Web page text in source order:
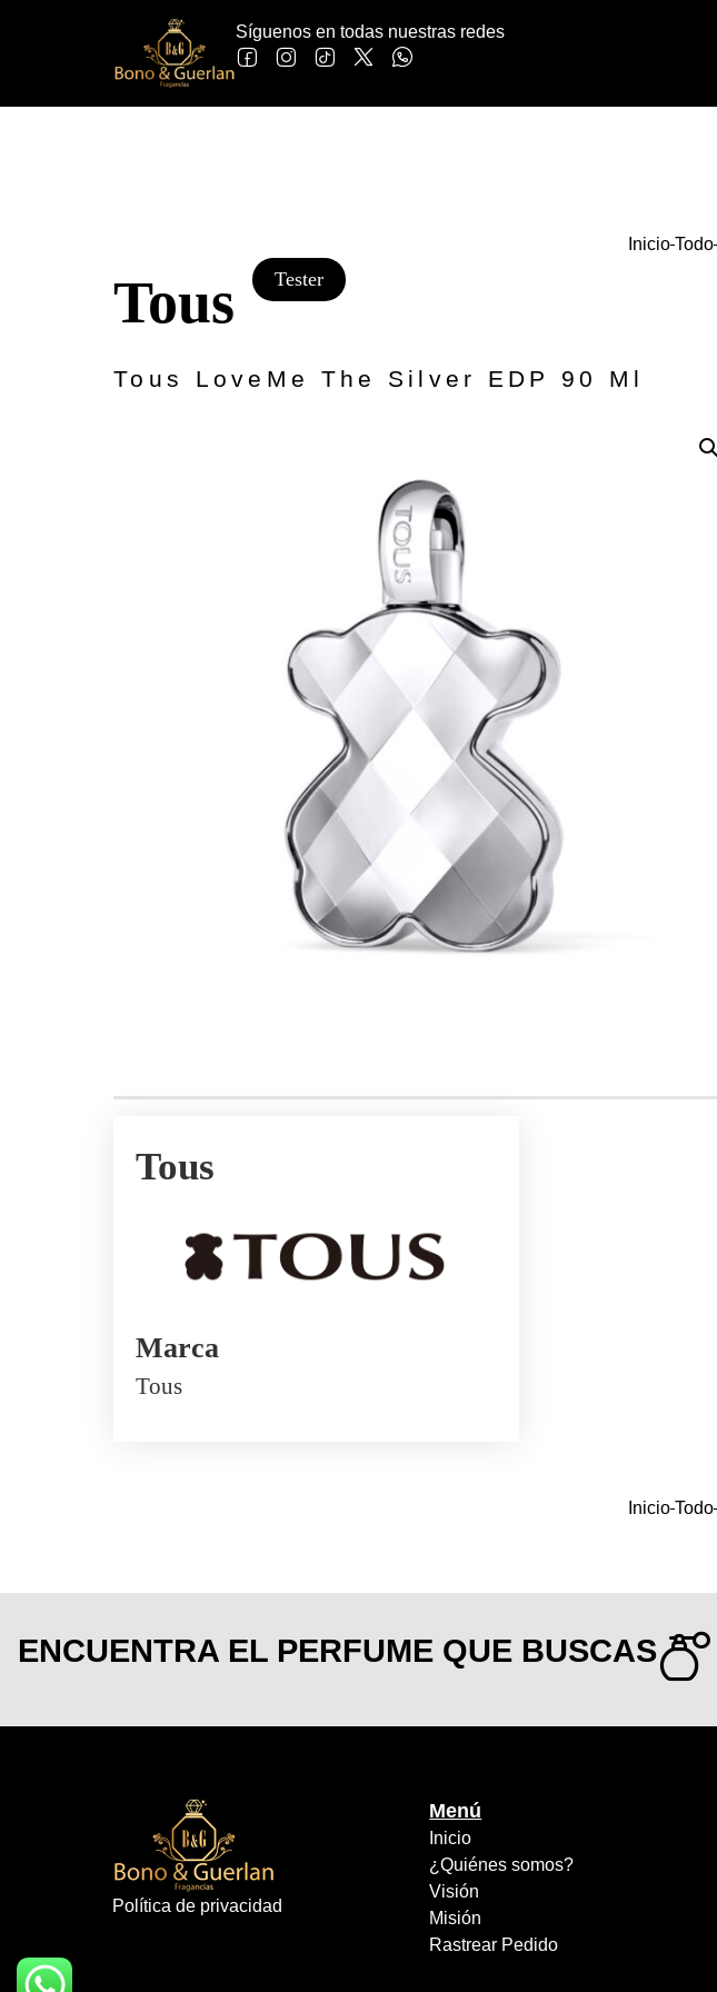
Síguenos en todas nuestras redes
Inicio Todo
Tous Tester
Tous LoveMe The Silver EDP 90 Ml
Tous
Marca
Tous
Inicio Todo
ENCUENTRA EL PERFUME QUE BUSCAS
Política de privacidad
Menú
Inicio
¿Quiénes somos?
Visión
Misión
Rastrear Pedido